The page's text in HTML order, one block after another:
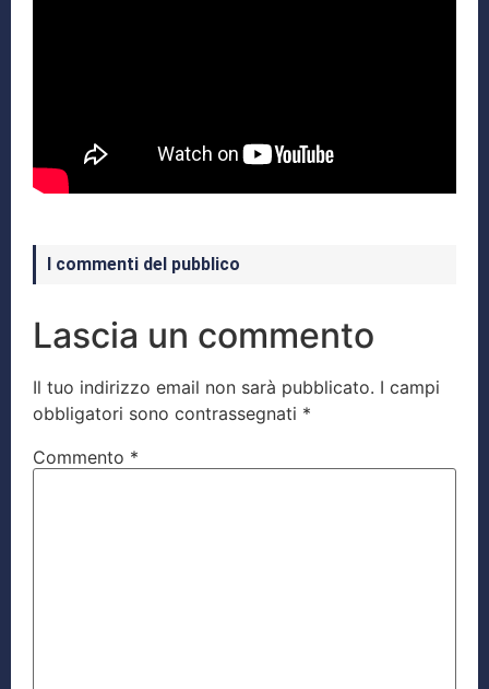
I commenti del pubblico
Lascia un commento
Il tuo indirizzo email non sarà pubblicato. I campi
obbligatori sono contrassegnati *
Commento *